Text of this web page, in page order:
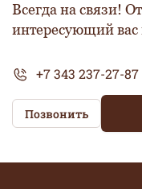
Всегда на связи!
интересующий вас
+7 343 237-27-87
Позвонить